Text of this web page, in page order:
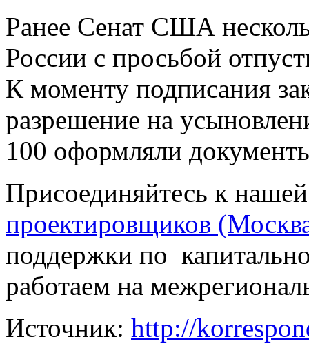
Ранее Сенат США
России с просьбой
К моменту подписания
разрешение на
100 оформляли
Присоединяйтесь к
проектировщиков
поддержки по
работаем на
Источник: http://